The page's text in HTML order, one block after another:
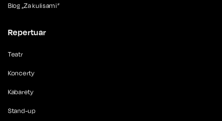
Blog „Za kulisami”
Repertuar
Teatr
Koncerty
Kabarety
Stand-up